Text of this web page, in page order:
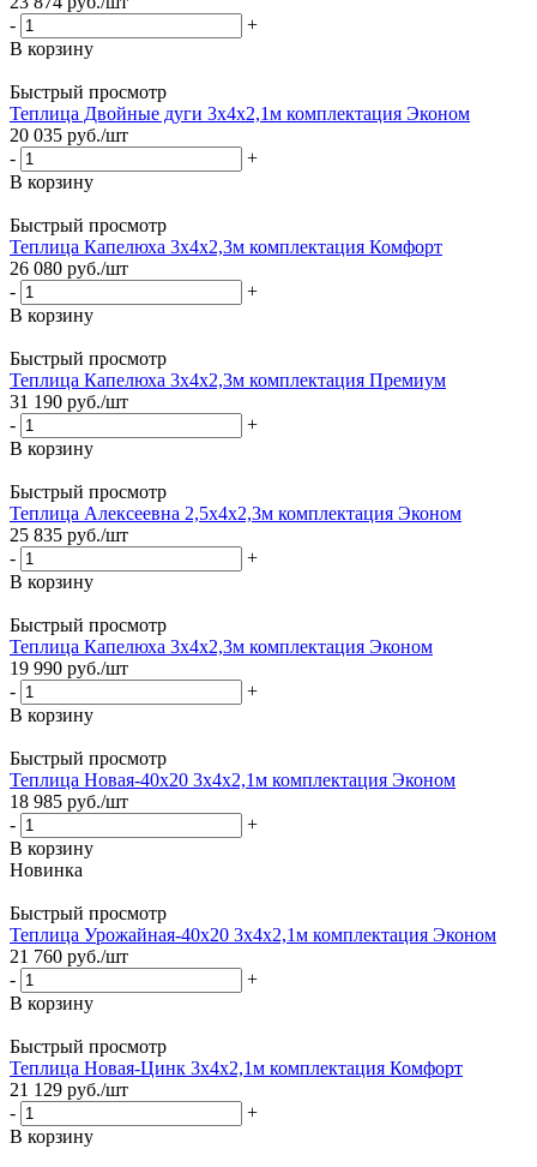
-
+
В корзину
Быстрый просмотр
Теплица Двойные дуги 3х4х2,1м комплектация Эконом
20 035 руб./шт
-
+
В корзину
Быстрый просмотр
Теплица Капелюха 3х4х2,3м комплектация Комфорт
26 080 руб./шт
-
+
В корзину
Быстрый просмотр
Теплица Капелюха 3х4х2,3м комплектация Премиум
31 190 руб./шт
-
+
В корзину
Быстрый просмотр
Теплица Алексеевна 2,5х4х2,3м комплектация Эконом
25 835 руб./шт
-
+
В корзину
Быстрый просмотр
Теплица Капелюха 3х4х2,3м комплектация Эконом
19 990 руб./шт
-
+
В корзину
Быстрый просмотр
Теплица Новая-40х20 3х4х2,1м комплектация Эконом
18 985 руб./шт
-
+
В корзину
Новинка
Быстрый просмотр
Теплица Урожайная-40х20 3х4х2,1м комплектация Эконом
21 760 руб./шт
-
+
В корзину
Быстрый просмотр
Теплица Новая-Цинк 3х4х2,1м комплектация Комфорт
21 129 руб./шт
-
+
В корзину